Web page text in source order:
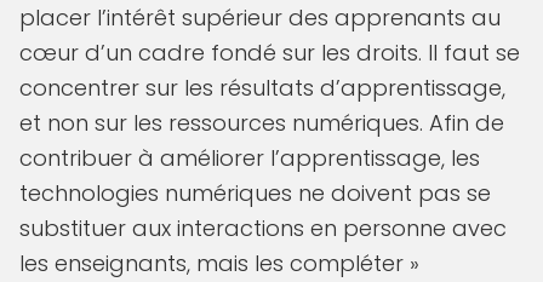
placer l’intérêt supérieur des apprenants au
cœur d’un cadre fondé sur les droits. Il faut se
concentrer sur les résultats d’apprentissage,
et non sur les ressources numériques. Afin de
contribuer à améliorer l’apprentissage, les
technologies numériques ne doivent pas se
substituer aux interactions en personne avec
les enseignants, mais les compléter »